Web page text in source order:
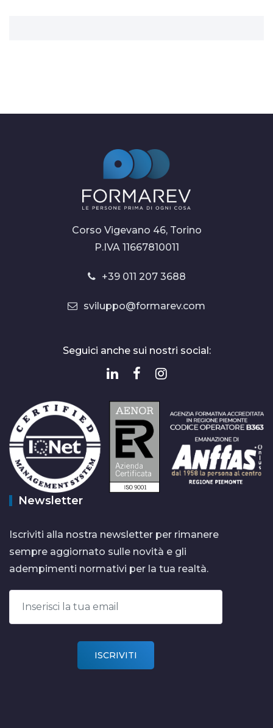
Corso Vigevano 46, Torino
P.IVA 11667810011
+39 011 207 3688
sviluppo@formarev.com
Seguici anche sui nostri social:
Newsletter
Iscriviti alla nostra newsletter per rimanere
sempre aggiornato sulle novità e gli
adempimenti normativi per la tua realtà.